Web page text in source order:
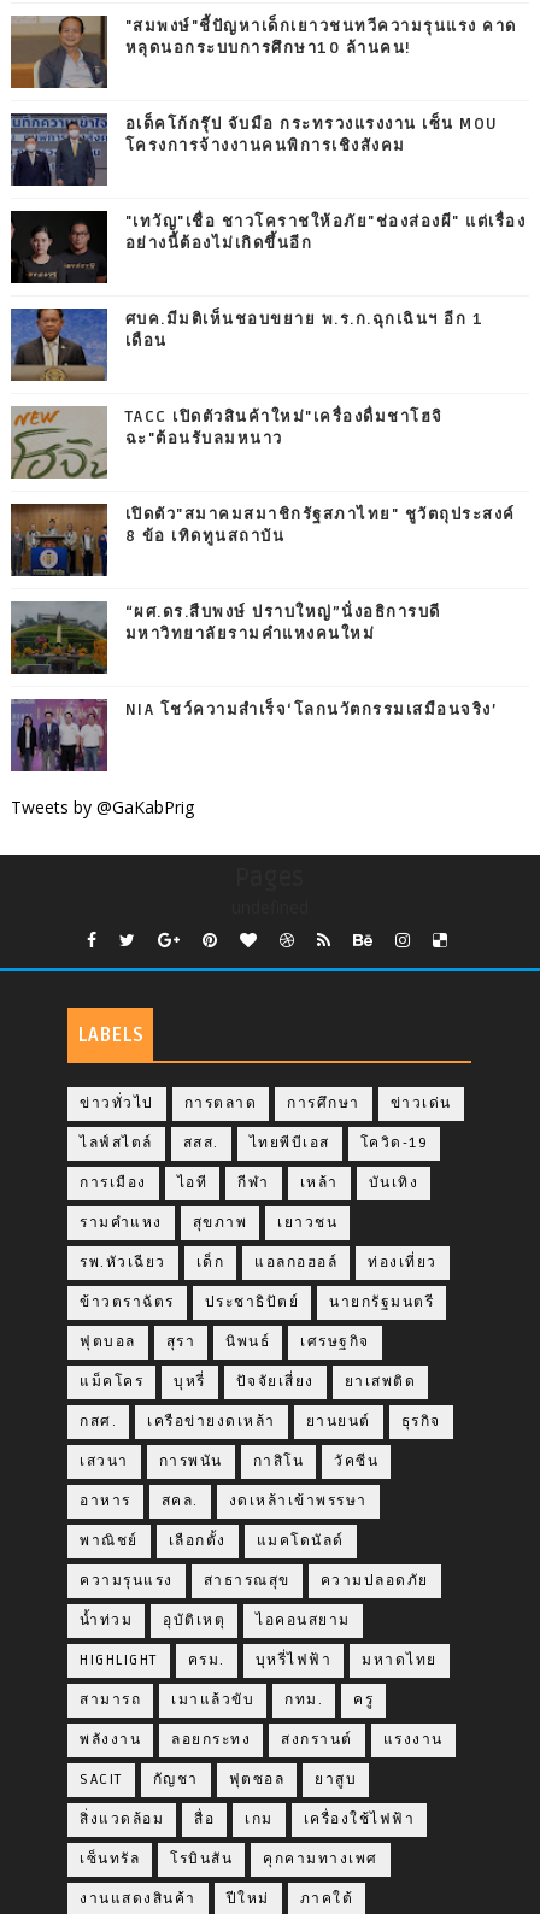
"สมพงษ์"ชี้ปัญหาเด็กเยาวชนทวีความรุนแรง คาด
หลุดนอกระบบการศึกษา10 ล้านคน!
อเด็คโก้กรุ๊ป จับมือ กระทรวงแรงงาน เซ็น MOU
โครงการจ้างงานคนพิการเชิงสังคม
"เทวัญ"เชื่อ ชาวโคราชให้อภัย"ช่องส่องผี" แต่เรื่อง
อย่างนี้ต้องไม่เกิดขึ้นอีก
ศบค.มีมติเห็นชอบขยาย พ.ร.ก.ฉุกเฉินฯ อีก 1
เดือน
TACC เปิดตัวสินค้าใหม่"เครื่องดื่มชาโฮจิ
ฉะ"ต้อนรับลมหนาว
เปิดตัว"สมาคมสมาชิกรัฐสภาไทย" ชูวัตถุประสงค์
8 ข้อ เทิดทูนสถาบัน
“ผศ.ดร.สืบพงษ์ ปราบใหญ่”นั่งอธิการบดี
มหาวิทยาลัยรามคำแหงคนใหม่
NIA โชว์ความสำเร็จ‘โลกนวัตกรรมเสมือนจริง’
Tweets by @GaKabPrig
LABELS
ข่าวทั่วไป การตลาด การศึกษา ข่าวเด่น
ไลฟ์สไตล์ สสส. ไทยพีบีเอส โควิด-19
การเมือง ไอที กีฬา เหล้า บันเทิง
รามคำแหง สุขภาพ เยาวชน
รพ.หัวเฉียว เด็ก แอลกอฮอล์ ท่องเที่ยว
ข้าวตราฉัตร ประชาธิปัตย์ นายกรัฐมนตรี
ฟุตบอล สุรา นิพนธ์ เศรษฐกิจ
แม็คโคร บุหรี่ ปัจจัยเสี่ยง ยาเสพติด
กสศ. เครือข่ายงดเหล้า ยานยนต์ ธุรกิจ
เสวนา การพนัน กาสิโน วัคซีน
อาหาร สคล. งดเหล้าเข้าพรรษา
พาณิชย์ เลือกตั้ง แมคโดนัลด์
ความรุนแรง สาธารณสุข ความปลอดภัย
น้ำท่วม อุบัติเหตุ ไอคอนสยาม
HIGHLIGHT ครม. บุหรี่ไฟฟ้า มหาดไทย
สามารถ เมาแล้วขับ กทม. ครู
พลังงาน ลอยกระทง สงกรานต์ แรงงาน
SACIT กัญชา ฟุตซอล ยาสูบ
สิ่งแวดล้อม สื่อ เกม เครื่องใช้ไฟฟ้า
เซ็นทรัล โรบินสัน คุกคามทางเพศ
งานแสดงสินค้า ปีใหม่ ภาคใต้